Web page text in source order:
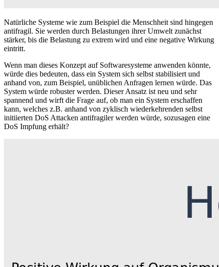
Natürliche Systeme wie zum Beispiel die Menschheit sind hingegen
antifragil. Sie werden durch Belastungen ihrer Umwelt zunächst
stärker, bis die Belastung zu extrem wird und eine negative Wirkung
eintritt.
Wenn man dieses Konzept auf Softwaresysteme anwenden könnte,
würde dies bedeuten, dass ein System sich selbst stabilisiert und
anhand von, zum Beispiel, unüblichen Anfragen lernen würde. Das
System würde robuster werden. Dieser Ansatz ist neu und sehr
spannend und wirft die Frage auf, ob man ein System erschaffen
kann, welches z.B. anhand von zyklisch wiederkehrenden selbst
initiierten DoS Attacken antifragiler werden würde, sozusagen eine
DoS Impfung erhält?